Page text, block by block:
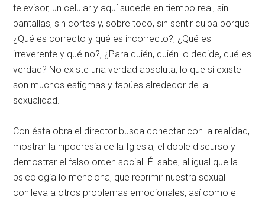
televisor, un celular y aquí sucede en tiempo real, sin
pantallas, sin cortes y, sobre todo, sin sentir culpa porque
¿Qué es correcto y qué es incorrecto?, ¿Qué es
irreverente y qué no?, ¿Para quién, quién lo decide, qué es
verdad? No existe una verdad absoluta, lo que sí existe
son muchos estigmas y tabúes alrededor de la
sexualidad.
Con ésta obra el director busca conectar con la realidad,
mostrar la hipocresía de la Iglesia, el doble discurso y
demostrar el falso orden social. Él sabe, al igual que la
psicología lo menciona, que reprimir nuestra sexual
conlleva a otros problemas emocionales, así como el